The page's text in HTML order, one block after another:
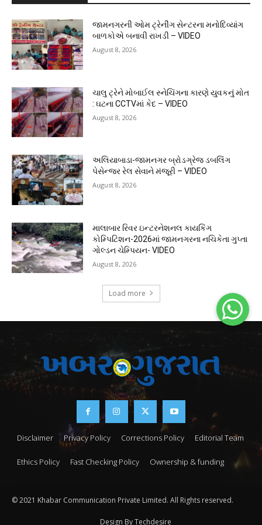
જામનગરની ઓમ ટ્રેનીંગ સેન્ટરના મનોદિવ્યાંગ
બાળકોએ બનાવી રાખડી – VIDEO
August 8, 2026
ચાલુ ટ્રેને મોબાઈલ સ્નેચિંગના કારણે યુવકનું મોત
: ઘટના CCTVમાં કેદ – VIDEO
August 8, 2026
અલિયાબાડા-જામનગર બ્રોડગ્રેજ ડબલિંગ
પેસેન્જર રેલ સેવાને મંજૂરી – VIDEO
August 8, 2026
માલાબાર રિવર ઇન્ટરનેશનલ કાયકિંગ
કોમ્પિટિશન-2026માં જામનગરના નચિકેતા ગુપ્તા
ગોલ્ડન ચેમ્પિયન- VIDEO
August 8, 2026
Load more
Disclaimer Privacy Policy Corrections Policy Editorial Team
Ethics Policy Fast Checking Policy Ownership & funding
© 2021 Khabar Communication Private Limited. All Rights reserved.
Design By Techdesire